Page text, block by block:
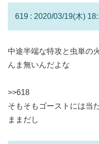
619 : 2020/03/19(木)
中途半端な特攻と虫単の
んま無いんだよな
>>618
そもそもゴーストには当
ままだし